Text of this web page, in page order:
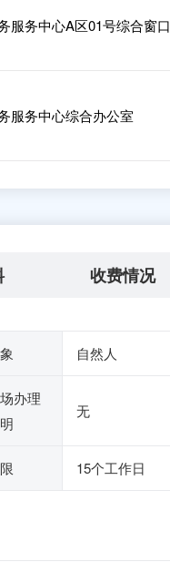
服务中心A区01号综合窗口
服务中心综合办公室
收费情况
自然人
办理
无
15个工作日